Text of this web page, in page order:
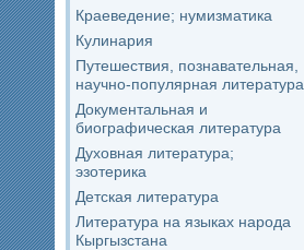
Краеведение; нумизматика
Кулинария
Путешествия, познавательная,
научно-популярная литература
Документальная и
биографическая литература
Духовная литература;
эзотерика
Детская литература
Литература на языках народа
Кыргызстана